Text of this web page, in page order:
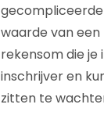
waarde van een
rekensom die je
inschrijver en
zitten te